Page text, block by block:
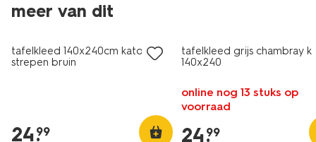
meer van dit
tafelkleed 140x240cm katoen
strepen bruin
24.
99
tafelkleed grijs chambray
140x240
online nog 13 stuks op
voorraad
24.
99